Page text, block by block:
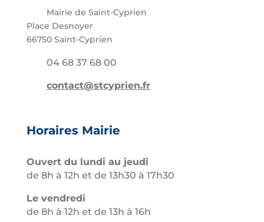
Mairie de Saint-Cyprien
Place Desnoyer
66750 Saint-Cyprien
04 68 37 68 00
contact@stcyprien.fr
Horaires Mairie
Ouvert du lundi au jeudi
de 8h à 12h et de 13h30 à 17h30
Le vendredi
de 8h à 12h et de 13h à 16h